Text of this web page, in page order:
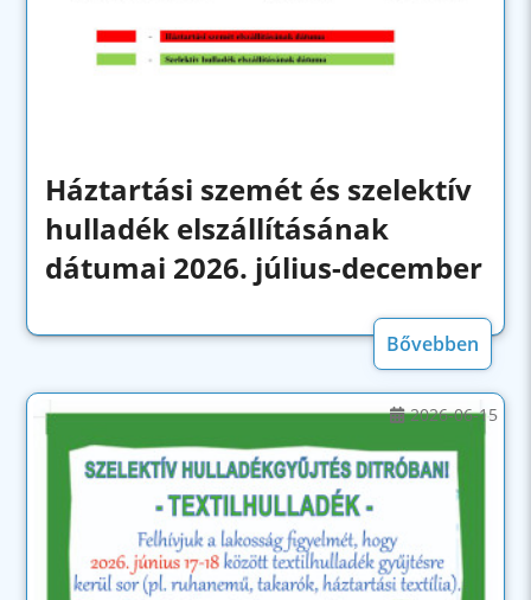
Háztartási szemét és szelektív
hulladék elszállításának
dátumai 2026. július-december
Bővebben
2026-06-15